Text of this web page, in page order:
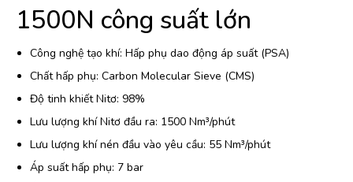
1500N công suất lớn
Công nghệ tạo khí: Hấp phụ dao động áp suất (PSA)
Chất hấp phụ: Carbon Molecular Sieve (CMS)
Độ tinh khiết Nitơ: 98%
Lưu lượng khí Nitơ đầu ra: 1500 Nm³/phút
Lưu lượng khí nén đầu vào yêu cầu: 55 Nm³/phút
Áp suất hấp phụ: 7 bar